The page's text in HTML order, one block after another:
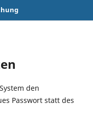
den
Passwort statt des